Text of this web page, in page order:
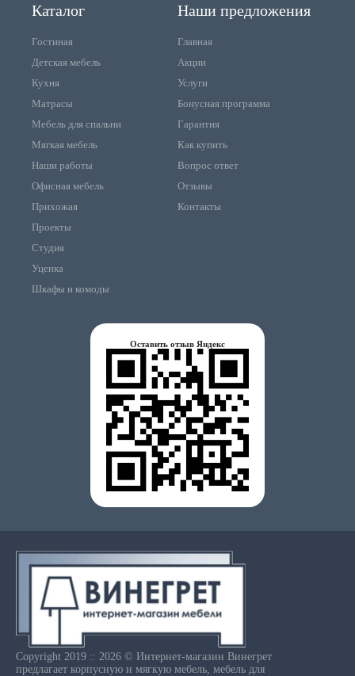
Каталог
Гостиная
Детская мебель
Кухня
Матрасы
Мебель для спальни
Мягкая мебель
Наши работы
Офисная мебель
Прихожая
Проекты
Студия
Уценка
Шкафы и комоды
Наши предложения
Главная
Акции
Услуги
Бонусная программа
Гарантия
Как купить
Вопрос ответ
Отзывы
Контакты
Оставить отзыв Яндекс
Copyright 2019 :: 2026 © Интернет-магазин Винегрет
предлагает корпусную и мягкую мебель, мебель для